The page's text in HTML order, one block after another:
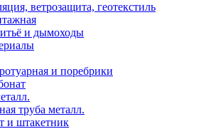
ветрозащита, геотекстиль
и дымоходы
и поребрики
труба металл.
и штакетник